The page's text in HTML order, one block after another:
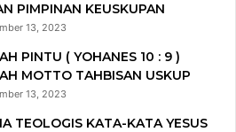
PIMPINAN KEUSKUPAN
13, 2023
PINTU ( YOHANES 10 : 9 )
MOTTO TAHBISAN USKUP
13, 2023
TEOLOGIS KATA-KATA YESUS